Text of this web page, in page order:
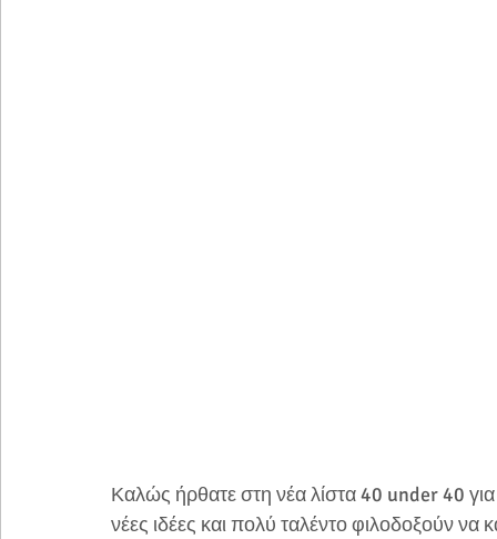
Καλώς ήρθατε στη νέα λίστα 40 under 40
νέες ιδέες και πολύ ταλέντο φιλοδοξούν να